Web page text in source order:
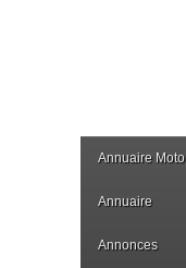
Annuaire Moto
Annuaire
Annonces